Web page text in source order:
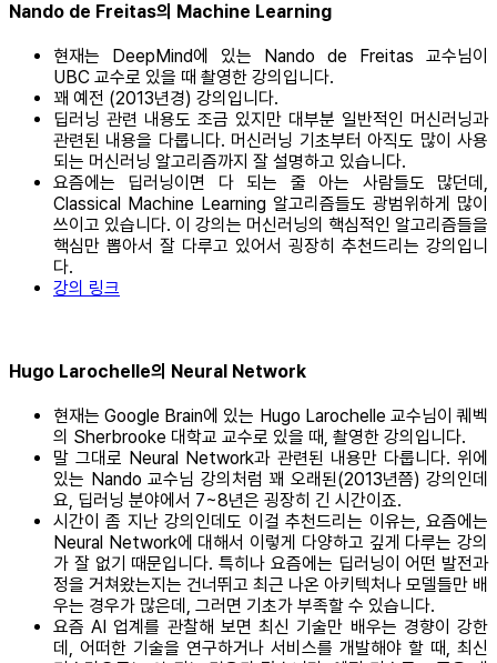
Nando de Freitas의 Machine Learning
현재는 DeepMind에 있는 Nando de Freitas 교수님이
UBC 교수로 있을 때 촬영한 강의입니다.
꽤 예전 (2013년경) 강의입니다.
딥러닝 관련 내용도 조금 있지만 대부분 일반적인 머신러닝과
관련된 내용을 다룹니다. 머신러닝 기초부터 아직도 많이 사용
되는 머신러닝 알고리즘까지 잘 설명하고 있습니다.
요즘에는 딥러닝이면 다 되는 줄 아는 사람들도 많던데,
Classical Machine Learning 알고리즘들도 광범위하게 많이
쓰이고 있습니다. 이 강의는 머신러닝의 핵심적인 알고리즘들을
핵심만 뽑아서 잘 다루고 있어서 굉장히 추천드리는 강의입니
다.
강의 링크
Hugo Larochelle의 Neural Network
현재는 Google Brain에 있는 Hugo Larochelle 교수님이 퀘벡
의 Sherbrooke 대학교 교수로 있을 때, 촬영한 강의입니다.
말 그대로 Neural Network과 관련된 내용만 다룹니다. 위에
있는 Nando 교수님 강의처럼 꽤 오래된(2013년쯤) 강의인데
요, 딥러닝 분야에서 7~8년은 굉장히 긴 시간이죠.
시간이 좀 지난 강의인데도 이걸 추천드리는 이유는, 요즘에는
Neural Network에 대해서 이렇게 다양하고 깊게 다루는 강의
가 잘 없기 때문입니다. 특히나 요즘에는 딥러닝이 어떤 발전과
정을 거쳐왔는지는 건너뛰고 최근 나온 아키텍처나 모델들만 배
우는 경우가 많은데, 그러면 기초가 부족할 수 있습니다.
요즘 AI 업계를 관찰해 보면 최신 기술만 배우는 경향이 강한
데, 어떠한 기술을 연구하거나 서비스를 개발해야 할 때, 최신